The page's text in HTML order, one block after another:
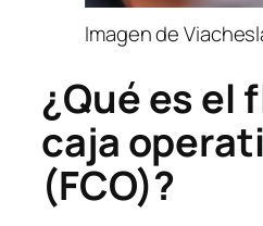
Imagen de
¿Qué es el
caja
(FCO)?